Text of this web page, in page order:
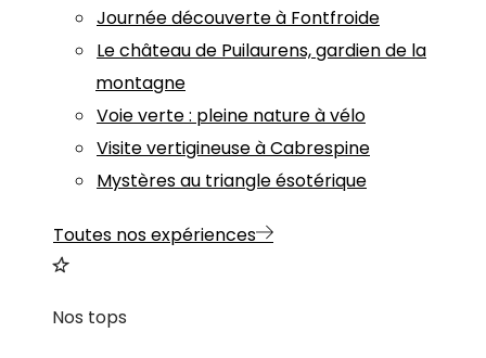
Journée découverte à Fontfroide
Le château de Puilaurens, gardien de la
montagne
Voie verte : pleine nature à vélo
Visite vertigineuse à Cabrespine
Mystères au triangle ésotérique
Toutes nos expériences
Nos tops